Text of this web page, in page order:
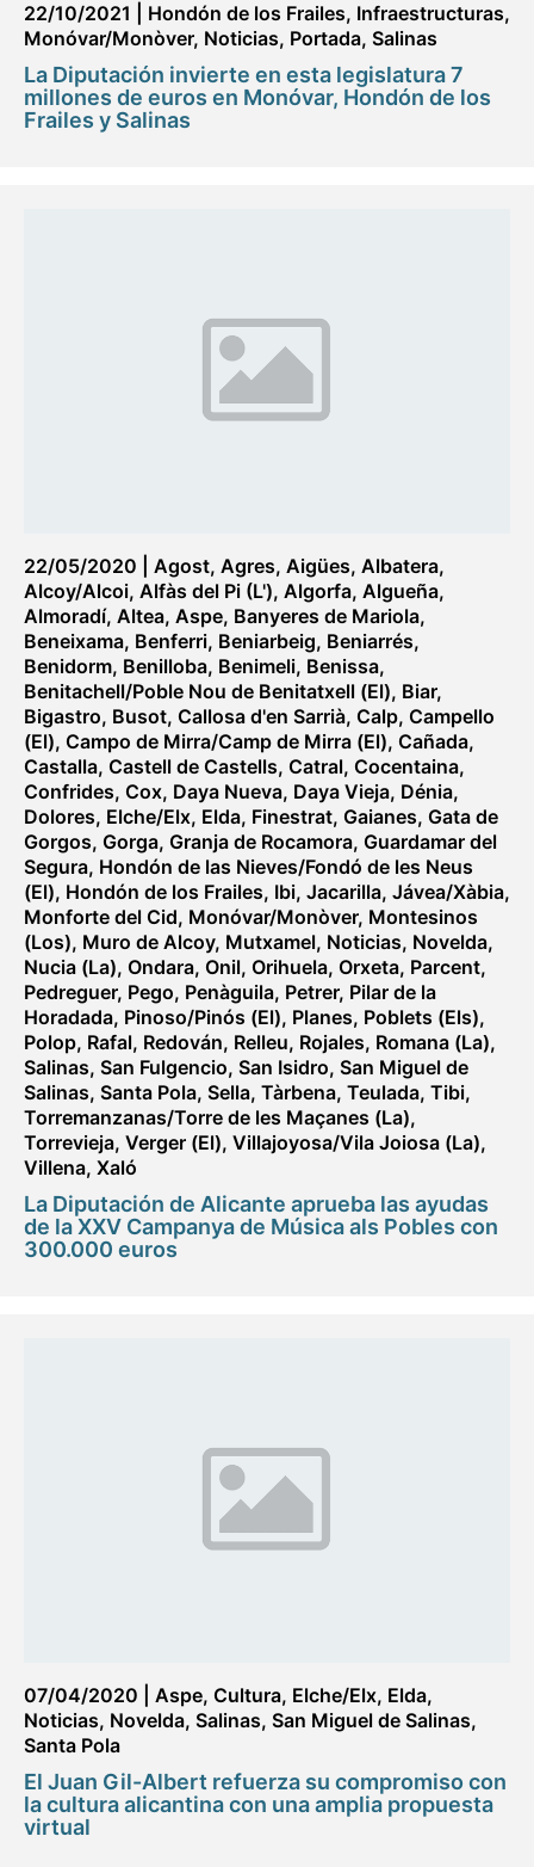
22/10/2021 Hondón de los Frailes, Infraestructuras,
Monóvar/Monòver, Noticias, Portada, Salinas
La Diputación invierte en esta legislatura 7
millones de euros en Monóvar, Hondón de los
Frailes y Salinas
22/05/2020 Agost, Agres, Aigües, Albatera,
Alcoy/Alcoi, Alfàs del Pi (L'), Algorfa, Algueña,
Almoradí, Altea, Aspe, Banyeres de Mariola,
Beneixama, Benferri, Beniarbeig, Beniarrés,
Benidorm, Benilloba, Benimeli, Benissa,
Benitachell/Poble Nou de Benitatxell (El), Biar,
Bigastro, Busot, Callosa d'en Sarrià, Calp, Campello
(El), Campo de Mirra/Camp de Mirra (El), Cañada,
Castalla, Castell de Castells, Catral, Cocentaina,
Confrides, Cox, Daya Nueva, Daya Vieja, Dénia,
Dolores, Elche/Elx, Elda, Finestrat, Gaianes, Gata de
Gorgos, Gorga, Granja de Rocamora, Guardamar del
Segura, Hondón de las Nieves/Fondó de les Neus
(El), Hondón de los Frailes, Ibi, Jacarilla, Jávea/Xàbia,
Monforte del Cid, Monóvar/Monòver, Montesinos
(Los), Muro de Alcoy, Mutxamel, Noticias, Novelda,
Nucia (La), Ondara, Onil, Orihuela, Orxeta, Parcent,
Pedreguer, Pego, Penàguila, Petrer, Pilar de la
Horadada, Pinoso/Pinós (El), Planes, Poblets (Els),
Polop, Rafal, Redován, Relleu, Rojales, Romana (La),
Salinas, San Fulgencio, San Isidro, San Miguel de
Salinas, Santa Pola, Sella, Tàrbena, Teulada, Tibi,
Torremanzanas/Torre de les Maçanes (La),
Torrevieja, Verger (El), Villajoyosa/Vila Joiosa (La),
Villena, Xaló
La Diputación de Alicante aprueba las ayudas
de la XXV Campanya de Música als Pobles con
300.000 euros
07/04/2020 Aspe, Cultura, Elche/Elx, Elda,
Noticias, Novelda, Salinas, San Miguel de Salinas,
Santa Pola
El Juan Gil-Albert refuerza su compromiso con
la cultura alicantina con una amplia propuesta
virtual